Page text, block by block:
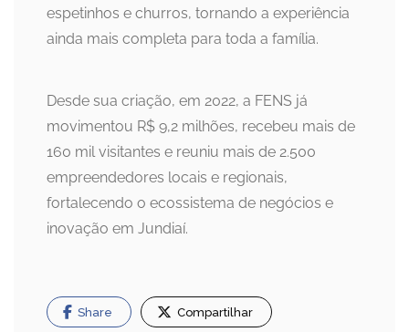
espetinhos e churros, tornando a experiência
ainda mais completa para toda a família.
Desde sua criação, em 2022, a FENS já
movimentou R$ 9,2 milhões, recebeu mais de
160 mil visitantes e reuniu mais de 2.500
empreendedores locais e regionais,
fortalecendo o ecossistema de negócios e
inovação em Jundiaí.
Share Compartilhar